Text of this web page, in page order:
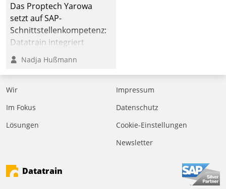
Das Proptech Yarowa
setzt auf SAP-
Schnittstellenkompetenz:
Datatrain integriert
Yarowas Portal zur
Vergabe und Verwaltung
von Aufträgen der
operativen
Instandhaltung in die
deutscher
den Weg vom
Mieteranliegen zum
Nadja Hußmann
Wir
Im Fokus
Lösungen
Impressum
Datenschutz
Cookie-Einstellungen
Newsletter
Datatrain